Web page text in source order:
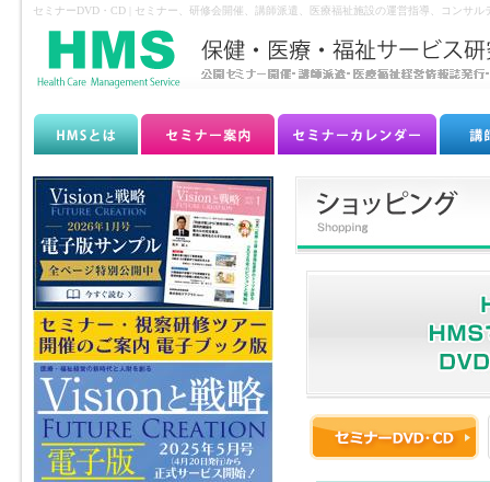
セミナーDVD・CD | セミナー、研修会開催、講師派遣、医療福祉施設の運営指導、コンサ